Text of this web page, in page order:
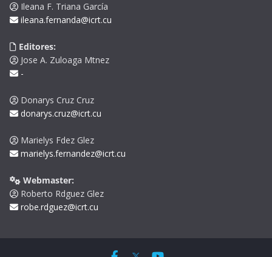
Ileana F. Triana García
ileana.fernanda@icrt.cu
Editores:
Jose A. Zuloaga Mtnez
-
Donarys Cruz Cruz
donarys.cruz@icrt.cu
Marielys Fdez Glez
marielys.fernandez@icrt.cu
Webmaster:
Roberto Rdguez Glez
robe.rdguez@icrt.cu